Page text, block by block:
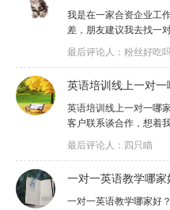
我是在一家合资企业工
差，朋友建议我去找一
最后评论人：粉丝好吃
英语培训线上一对
英语培训线上一对一哪
客户联系谈合作，想着
最后评论人：四只瞄
一对一英语教学哪
一对一英语教学哪家好